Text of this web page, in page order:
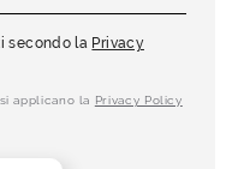
secondo la Privacy
applicano la Privacy Policy